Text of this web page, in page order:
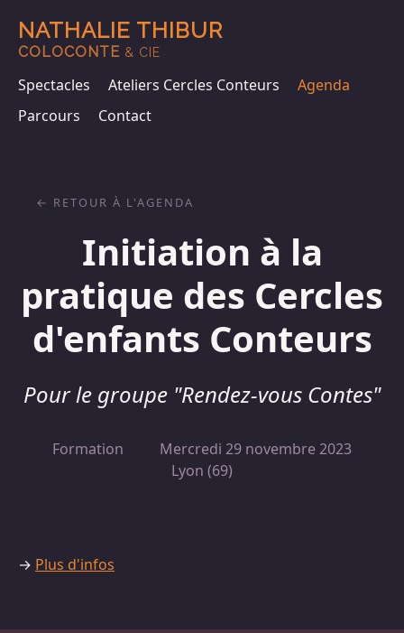
NATHALIE THIBUR
COLOCONTE & CIE
Spectacles Ateliers Cercles Conteurs
Agenda
Parcours
Contact
Initiation à la
pratique des Cercles
d'enfants Conteurs
Pour le groupe "Rendez-vous Contes"
Formation
Mercredi 29 novembre 2023
Lyon (69)
RETOUR À L'AGENDA
→ Plus d'infos